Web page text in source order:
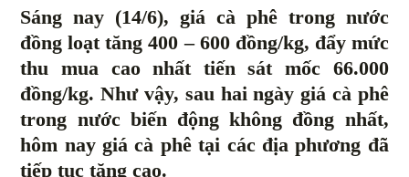
Sáng nay (14/6), giá cà phê trong nước
đồng loạt tăng 400 – 600 đồng/kg, đẩy mức
thu mua cao nhất tiến sát mốc 66.000
đồng/kg. Như vậy, sau hai ngày giá cà phê
trong nước biến động không đồng nhất,
hôm nay giá cà phê tại các địa phương đã
tiếp tục tăng cao.